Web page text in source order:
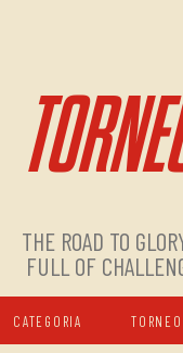
THE ROAD TO
FULL OF
CATEGORIA TORNEO